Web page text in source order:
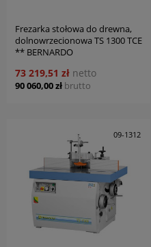
Frezarka stołowa do drewna,
dolnowrzecionowa TS 1300 TCE
** BERNARDO
90 060,00 zł brutto
73 219,51 zł netto
09-1312